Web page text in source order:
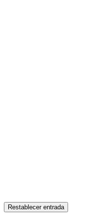
Restablecer entrada